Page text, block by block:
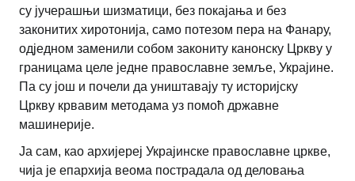
су јучерашњи шизматици, без покајања и без
законитих хиротонија, само потезом пера на Фанару,
одједном заменили собом закониту канонску Цркву у
границама целе једне православне земље, Украјине.
Па су још и почели да уништавају ту историјску
Цркву крвавим методама уз помоћ државне
машинерије.
Ја сам, као архијереј Украјинске православне цркве,
чија је епархија веома пострадала од деловања